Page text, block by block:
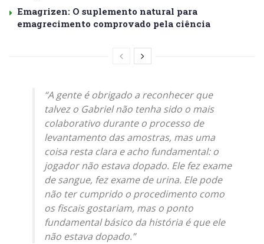
Emagrizen: O suplemento natural para
emagrecimento comprovado pela ciência
“A gente é obrigado a reconhecer que
talvez o Gabriel não tenha sido o mais
colaborativo durante o processo de
levantamento das amostras, mas uma
coisa resta clara e acho fundamental: o
jogador não estava dopado. Ele fez exame
de sangue, fez exame de urina. Ele pode
não ter cumprido o procedimento como
os fiscais gostariam, mas o ponto
fundamental básico da história é que ele
não estava dopado.”